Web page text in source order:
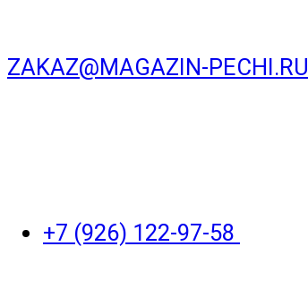
ZAKAZ@MAGAZIN-PECHI.RU
+7 (926) 122-97-58